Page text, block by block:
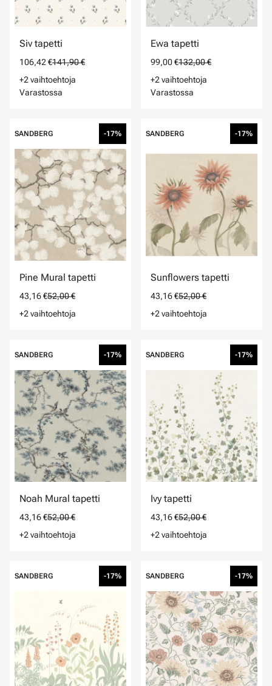
Siv tapetti
106,42 €141,90 €
+2 vaihtoehtoja
Varastossa
Ewa tapetti
99,00 €132,00 €
+2 vaihtoehtoja
Varastossa
SANDBERG -17%
Pine Mural tapetti
43,16 €52,00 €
+2 vaihtoehtoja
SANDBERG -17%
Sunflowers tapetti
43,16 €52,00 €
+2 vaihtoehtoja
SANDBERG -17%
Noah Mural tapetti
43,16 €52,00 €
+2 vaihtoehtoja
SANDBERG -17%
Ivy tapetti
43,16 €52,00 €
+2 vaihtoehtoja
SANDBERG -17% SANDBERG -17%